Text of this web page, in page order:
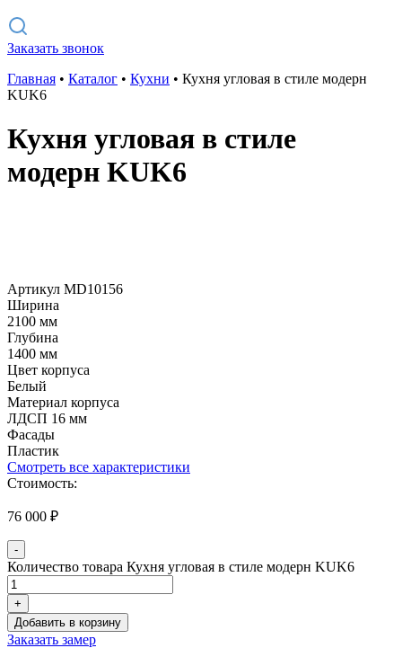
Заказать звонок
Главная • Каталог • Кухни • Кухня угловая в стиле модерн
KUK6
Кухня угловая в стиле
модерн KUK6
Артикул MD10156
Ширина
2100 мм
Глубина
1400 мм
Цвет корпуса
Белый
Материал корпуса
ЛДСП 16 мм
Фасады
Пластик
Смотреть все характеристики
Стоимость:
76 000 ₽
-
Количество товара Кухня угловая в стиле модерн KUK6
+
Добавить в корзину
Заказать замер